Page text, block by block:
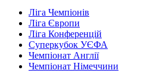
Ліга Чемпіонів
Ліга Європи
Ліга Конференцій
Суперкубок УЄФА
Чемпіонат Англії
Чемпіонат Німеччини